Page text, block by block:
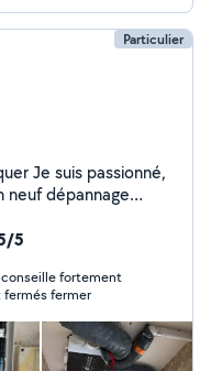
LES
Particulier
dépannage
le
! Si intéressé
5
fortement
fermés fermer